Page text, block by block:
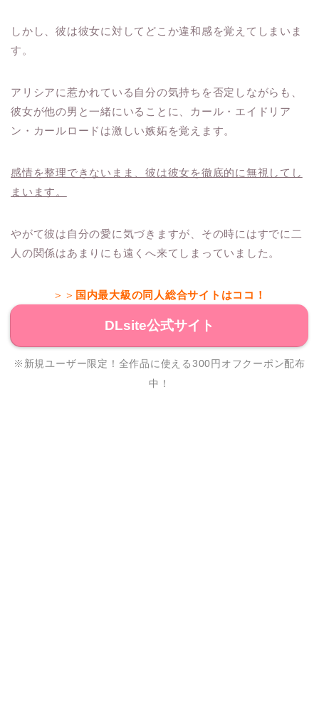
しかし、彼は彼女に対してどこか違和感を覚えてしまいま
す。
アリシアに惹かれている自分の気持ちを否定しながらも、
彼女が他の男と一緒にいることに、カール・エイドリア
ン・カールロードは激しい嫉妬を覚えます。
感情を整理できないまま、彼は彼女を徹底的に無視してし
まいます。
やがて彼は自分の愛に気づきますが、その時にはすでに二
人の関係はあまりにも遠くへ来てしまっていました。
＞＞ 国内最大級の同人総合サイトはココ！
DLsite公式サイト
※新規ユーザー限定！全作品に使える300円オフクーポン配布
中！